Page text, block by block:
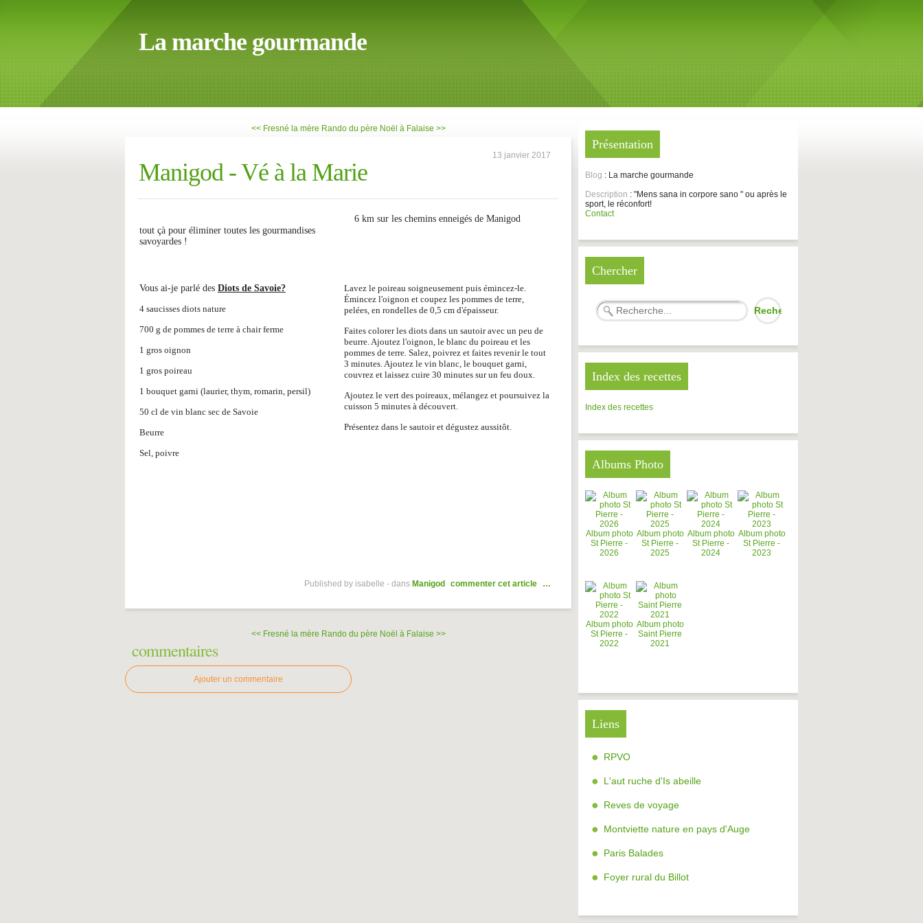
La marche gourmande
<< Fresné la mère Rando du père Noël à Falaise >>
13 janvier 2017
Manigod - Vé à la Marie
6 km sur les chemins enneigés de Manigod
tout çà pour éliminer toutes les gourmandises
savoyardes !
Vous ai-je parlé des Diots de Savoie?
4 saucisses diots nature
700 g de pommes de terre à chair ferme
1 gros oignon
1 gros poireau
1 bouquet garni (laurier, thym, romarin, persil)
50 cl de vin blanc sec de Savoie
Beurre
Sel, poivre
Lavez le poireau soigneusement puis émincez-le.
Émincez l'oignon et coupez les pommes de terre,
pelées, en rondelles de 0,5 cm d'épaisseur.
Faites colorer les diots dans un sautoir avec un peu de
beurre. Ajoutez l'oignon, le blanc du poireau et les
pommes de terre. Salez, poivrez et faites revenir le tout
3 minutes. Ajoutez le vin blanc, le bouquet garni,
couvrez et laissez cuire 30 minutes sur un feu doux.
Ajoutez le vert des poireaux, mélangez et poursuivez la
cuisson 5 minutes à découvert.
Présentez dans le sautoir et dégustez aussitôt.
Published by isabelle - dans Manigod commenter cet article …
<< Fresné la mère Rando du père Noël à Falaise >>
commentaires
Ajouter un commentaire
Présentation
Blog : La marche gourmande
Description : "Mens sana in corpore sano " ou après le
sport, le réconfort!
Contact
Chercher
Index des recettes
Index des recettes
Albums Photo
Album photo
St Pierre -
2026
Album photo
St Pierre -
2025
Album photo
St Pierre -
2024
Album photo
St Pierre -
2023
Album photo
St Pierre -
2022
Album photo
Saint Pierre
2021
Liens
RPVO
L'aut ruche d'Is abeille
Reves de voyage
Montviette nature en pays d'Auge
Paris Balades
Foyer rural du Billot